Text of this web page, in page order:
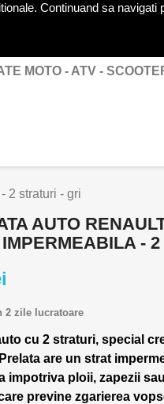
MOTO - ATV -
2 straturi - gri
AUTO
-
2 zile lucratoare
cu 2 straturi, special
Prelata are un strat
impotriva ploii, zapezii
previne zgarierea
Continuand sa